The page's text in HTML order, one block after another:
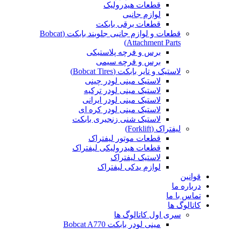
قطعات هیدرولیک
لوازم جانبی
قطعات برقی بابکت
قطعات و لوازم جانبی جلوبند بابکت (Bobcat
Attachment Parts)
برس و فرچه پلاستیکی
برس و فرچه سیمی
لاستیک و تایر بابکت (Bobcat Tires)
لاستیک مینی لودر چینی
لاستیک مینی لودر ترکیه
لاستیک مینی لودر ایرانی
لاستیک مینی لودر کره ای
لاستیک شنی زنجیری بابکت
لیفتراک (Forklift)
قطعات موتور لیفتراک
قطعات هیدرولیکی لیفتراک
لاستیک لیفتراک
لوازم یدکی لیفتراک
قوانین
درباره ما
تماس با ما
کاتالوگ ها
سری اول کاتالوگ ها
مینی لودر بابکت Bobcat A770